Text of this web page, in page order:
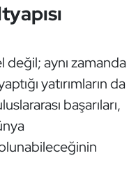
değil; aynı zamanda
yatırımların da
başarıları,